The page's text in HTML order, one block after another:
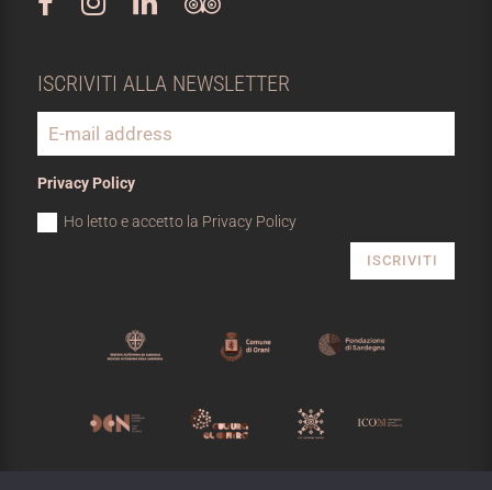
ISCRIVITI ALLA NEWSLETTER
Privacy Policy
Ho letto e accetto la Privacy Policy
ISCRIVITI